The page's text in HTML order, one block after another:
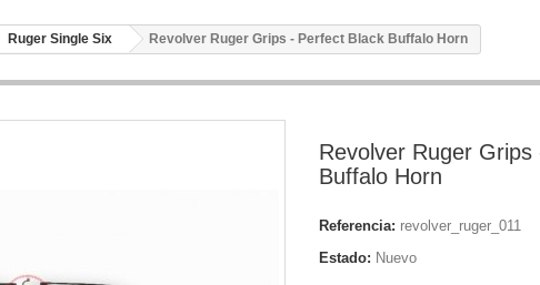
Ruger Single Six Revolver Ruger Grips - Perfect Black Buffalo Horn
Revolver Ruger
Buffalo Horn
Referencia: revolver_ruger_011
Estado: Nuevo